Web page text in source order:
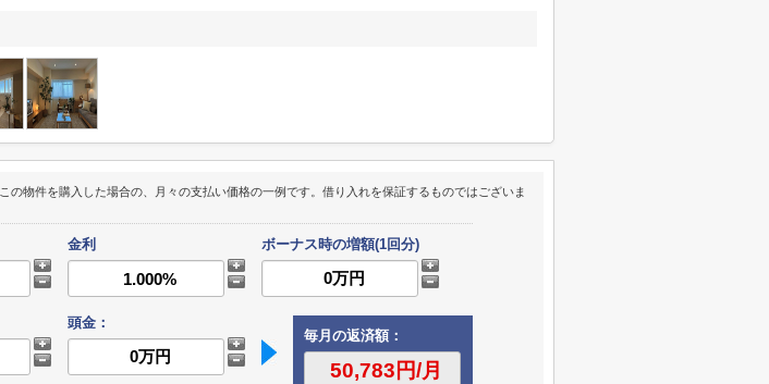
この物件を購入した場合の、月々の支払い価格の一例です。借り入れを保証するものではございま
金利 ボーナス時の増額(1回分)
頭金：
毎月の返済額：